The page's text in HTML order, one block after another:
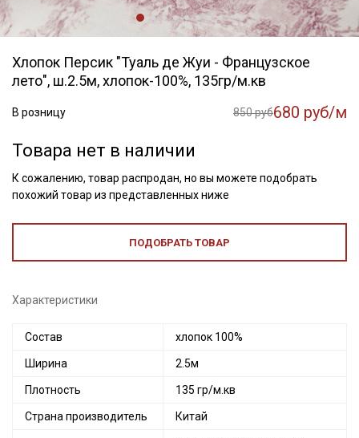
Хлопок Персик "Туаль де Жуи - Французское
лето", ш.2.5м, хлопок-100%, 135гр/м.кв
В розницу 850 руб680 руб/м
Товара нет в наличии
К сожалению, товар распродан, но вы можете подобрать
похожий товар из представленных ниже
ПОДОБРАТЬ ТОВАР
Характеристики
Состав хлопок 100%
Ширина 2.5м
Плотность 135 гр/м.кв
Страна производитель Китай